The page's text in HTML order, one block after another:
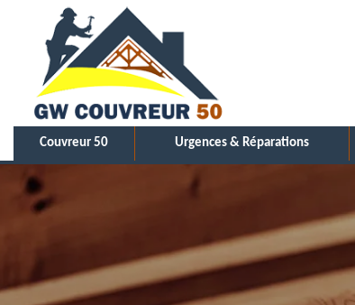
Couvreur 50 Urgences & Réparations